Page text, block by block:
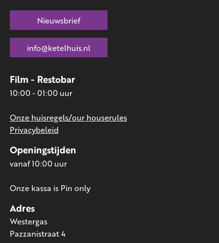
Adres
Westergas
Pazzanistraat 4
Openingstijden
vanaf 10:00 uur
Onze kassa is Pin only
Film - Restobar
10:00 - 01:00 uur
Onze huisregels/our houserules
Privacybeleid
Nieuwsbrief
info@ketelhuis.nl